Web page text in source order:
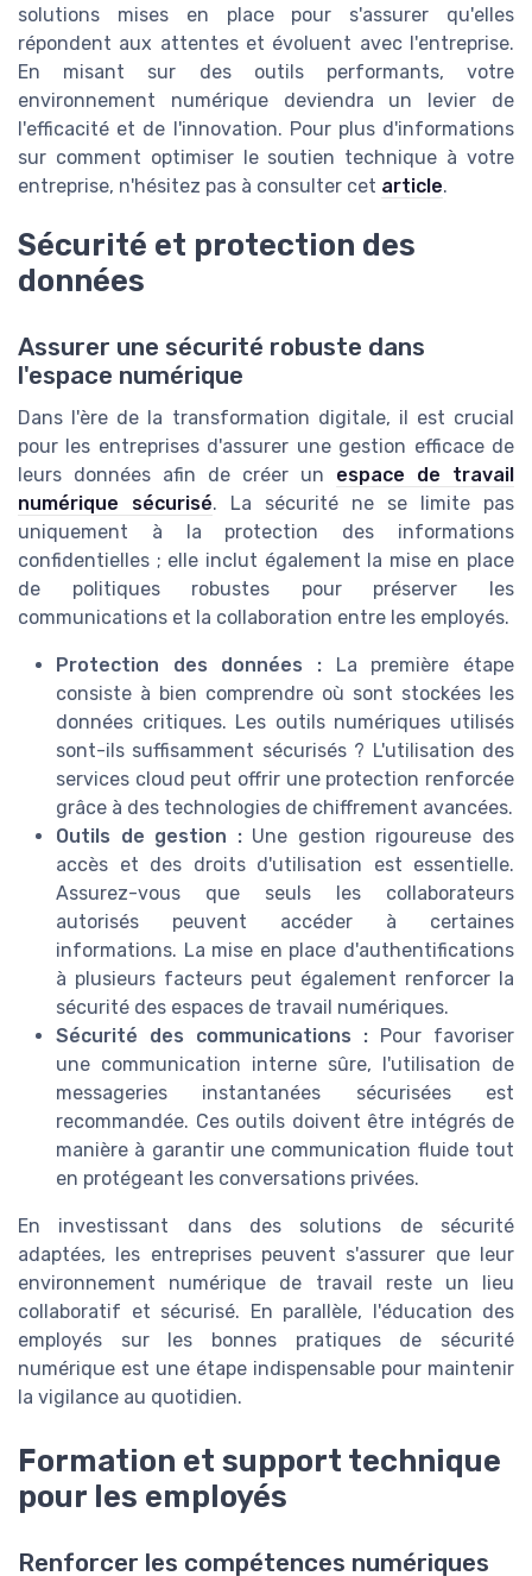
solutions mises en place pour s'assurer qu'elles
répondent aux attentes et évoluent avec l'entreprise.
En misant sur des outils performants, votre
environnement numérique deviendra un levier de
l'efficacité et de l'innovation. Pour plus d'informations
sur comment optimiser le soutien technique à votre
entreprise, n'hésitez pas à consulter cet article.
Sécurité et protection des
données
Assurer une sécurité robuste dans
l'espace numérique
Dans l'ère de la transformation digitale, il est crucial
pour les entreprises d'assurer une gestion efficace de
leurs données afin de créer un espace de travail
numérique sécurisé. La sécurité ne se limite pas
uniquement à la protection des informations
confidentielles ; elle inclut également la mise en place
de politiques robustes pour préserver les
communications et la collaboration entre les employés.
Protection des données : La première étape
consiste à bien comprendre où sont stockées les
données critiques. Les outils numériques utilisés
sont-ils suffisamment sécurisés ? L'utilisation des
services cloud peut offrir une protection renforcée
grâce à des technologies de chiffrement avancées.
Outils de gestion :Une gestion rigoureuse des
accès et des droits d'utilisation est essentielle.
Assurez-vous que seuls les collaborateurs
autorisés peuvent accéder à certaines
informations. La mise en place d'authentifications
à plusieurs facteurs peut également renforcer la
sécurité des espaces de travail numériques.
Sécurité des communications : Pour favoriser
une communication interne sûre, l'utilisation de
messageries instantanées sécurisées est
recommandée. Ces outils doivent être intégrés de
manière à garantir une communication fluide tout
en protégeant les conversations privées.
En investissant dans des solutions de sécurité
adaptées, les entreprises peuvent s'assurer que leur
environnement numérique de travail reste un lieu
collaboratif et sécurisé. En parallèle, l'éducation des
employés sur les bonnes pratiques de sécurité
numérique est une étape indispensable pour maintenir
la vigilance au quotidien.
Formation et support technique
pour les employés
Renforcer les compétences numériques